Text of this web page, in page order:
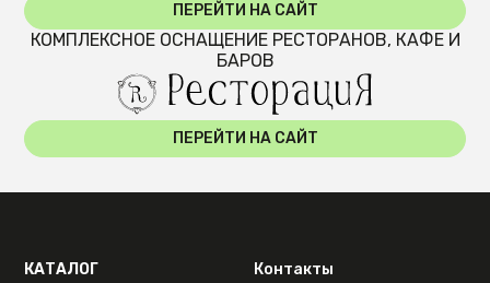
ПЕРЕЙТИ НА САЙТ
КОМПЛЕКСНОЕ ОСНАЩЕНИЕ РЕСТОРАНОВ, КАФЕ И
БАРОВ
ПЕРЕЙТИ НА САЙТ
КАТАЛОГ
Контакты